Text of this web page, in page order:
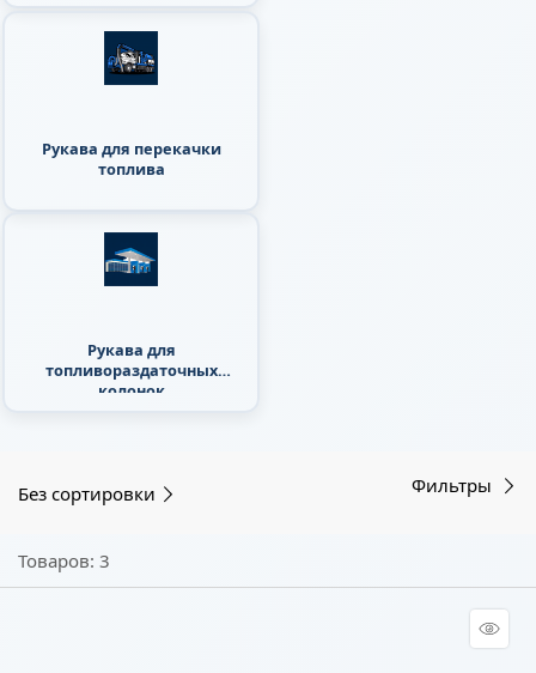
Рукава для перекачки
топлива
Рукава для
топливораздаточных
колонок
Без сортировки Фильтры
Товаров: 3